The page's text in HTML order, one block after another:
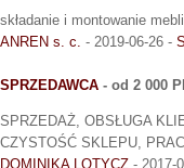
składanie i montowanie mebli
ANREN s. c. - 2019-06-26 -
SPRZEDAWCA - od 2 000
SPRZEDAŻ, OBSŁUGA
CZYSTOŚĆ SKLEPU,
DOMINIKA LOTYCZ - 2017-